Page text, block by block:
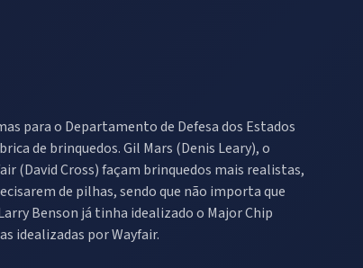
para o Departamento de Defesa dos Estados
de brinquedos. Gil Mars (Denis Leary), o
(David Cross) façam brinquedos mais realistas,
de pilhas, sendo que não importa que
Benson já tinha idealizado o Major Chip
idealizadas por Wayfair.